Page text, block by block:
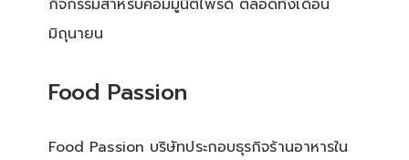
มิถุนายน
Food Passion
Food Passion บริษัทประกอบธุรกิจร้านอาหารใน